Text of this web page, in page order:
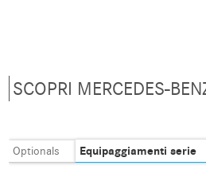
SCOPRI MERCEDES-
Optionals Equipaggiamenti serie